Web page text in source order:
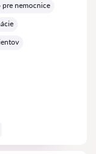
pre nemocnice